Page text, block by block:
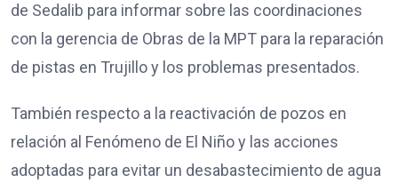
de Sedalib para informar sobre las coordinaciones
con la gerencia de Obras de la MPT para la reparación
de pistas en Trujillo y los problemas presentados.
También respecto a la reactivación de pozos en
relación al Fenómeno de El Niño y las acciones
adoptadas para evitar un desabastecimiento de agua